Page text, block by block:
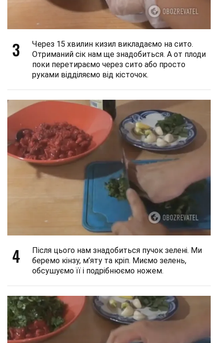
3
Через 15 хвилин кизил викладаємо на сито.
Отриманий сік нам ще знадобиться. А от плоди
поки перетираємо через сито або просто
руками відділяємо від кісточок.
4
Після цього нам знадобиться пучок зелені. Ми
беремо кінзу, м’яту та кріп. Миємо зелень,
обсушуємо її і подрібнюємо ножем.